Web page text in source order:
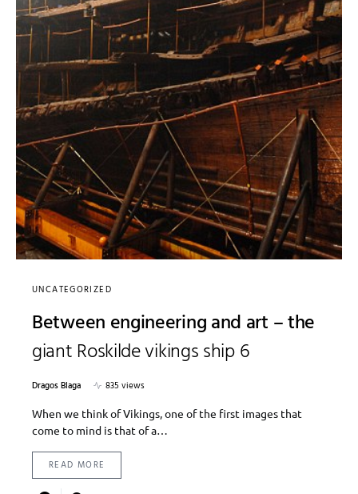
UNCATEGORIZED
Between engineering and art – the
giant Roskilde vikings ship 6
Dragos Blaga
835 views
When we think of Vikings, one of the first images that
come to mind is that of a…
READ MORE